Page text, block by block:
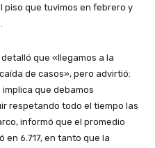
piso que tuvimos en febrero y
que «llegamos a la
de casos», pero advirtió:
que debamos
respetando todo el tiempo las
informó que el promedio
en 6.717, en tanto que la